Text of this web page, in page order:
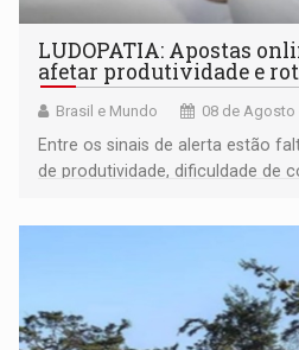
LUDOPATIA: Apostas
afetar produtividade e
Brasil e Mundo 08 de Agosto
Entre os sinais de alerta estão
de produtividade, dificuldade de